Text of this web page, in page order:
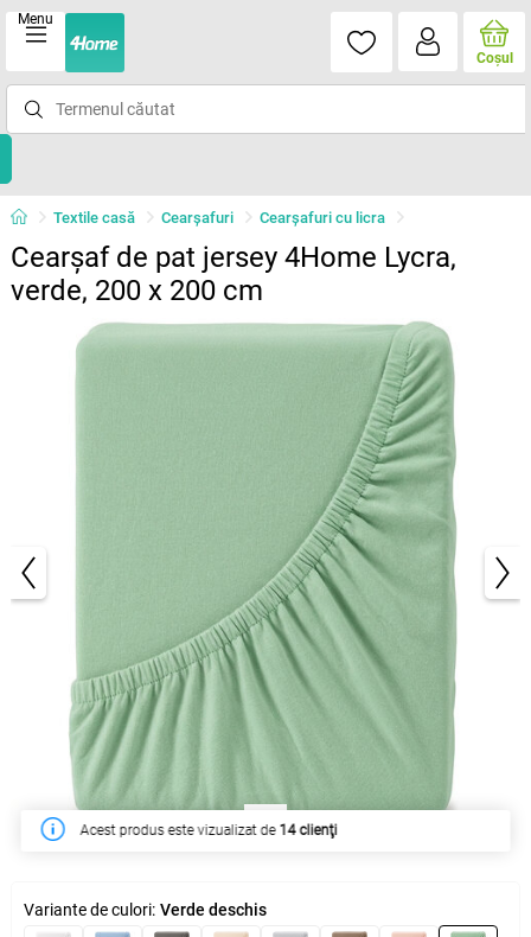
Menu
Coşul
Textile casă Cearșafuri Cearșafuri cu licra
Cearșaf de pat jersey 4Home Lycra,
verde, 200 x 200 cm
În săptămâna acesta a fost cumpărat de49 clienţi
Variante de culori: Verde deschis